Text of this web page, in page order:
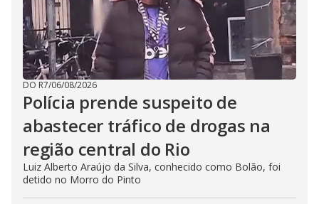
DO R7/06/08/2026
Polícia prende suspeito de
abastecer tráfico de drogas na
região central do Rio
Luiz Alberto Araújo da Silva, conhecido como Bolão, foi
detido no Morro do Pinto